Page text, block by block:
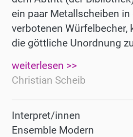
ein paar Meta scheiben in
verbotenen Würfelbecher,
die göttliche Unordnung
weiterlesen >>
Christian Scheib
Interpret/innen
Ensemble Modern